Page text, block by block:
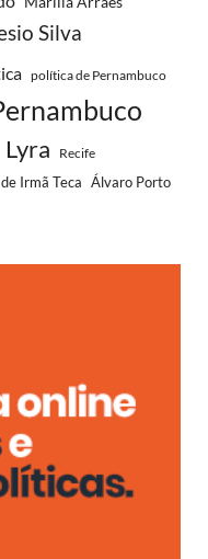
Silva
política de Pernambuco
Lyra
Recife
Irmã Teca Álvaro Porto